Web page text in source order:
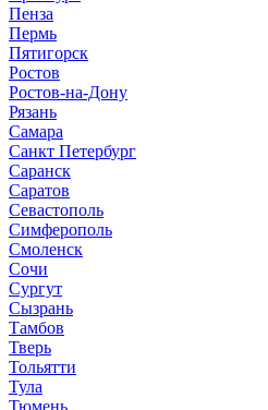
Пенза
Пермь
Пятигорск
Ростов
Ростов-на-Дону
Рязань
Самара
Санкт Петербург
Саранск
Саратов
Севастополь
Симферополь
Смоленск
Сочи
Сургут
Сызрань
Тамбов
Тверь
Тольятти
Тула
Тюмень